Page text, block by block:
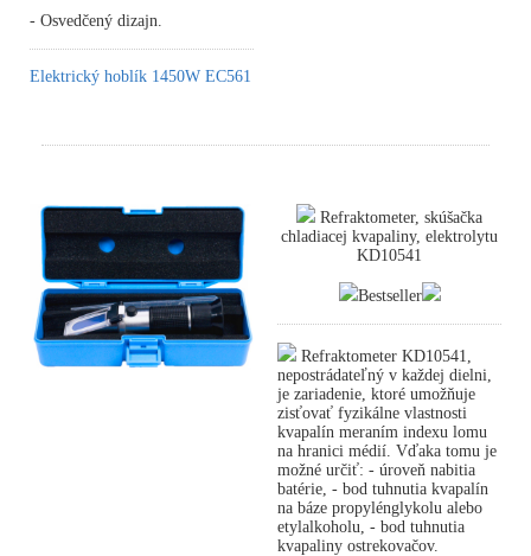
- Osvedčený dizajn.
Elektrický hoblík 1450W EC561
Refraktometer, skúšačka
chladiacej kvapaliny, elektrolytu
KD10541
Bestseller
Refraktometer KD10541,
nepostrádateľný v každej dielni,
je zariadenie, ktoré umožňuje
zisťovať fyzikálne vlastnosti
kvapalín meraním indexu lomu
na hranici médií. Vďaka tomu je
možné určiť: - úroveň nabitia
batérie, - bod tuhnutia kvapalín
na báze propylénglykolu alebo
etylalkoholu, - bod tuhnutia
kvapaliny ostrekovačov.